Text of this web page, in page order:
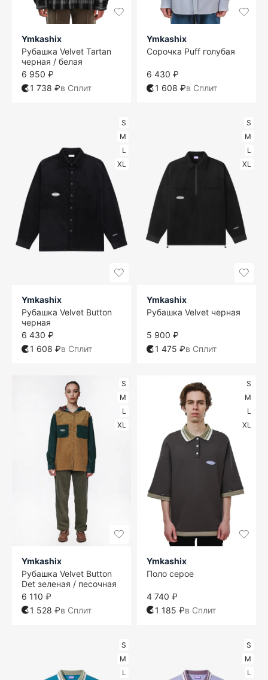
Ymkashix
Рубашка Velvet Tartan
черная / белая
6 950 ₽
1 738 ₽в Сплит
Ymkashix
Сорочка Puff голубая
6 430 ₽
1 608 ₽в Сплит
S
M
L
XL
Ymkashix
Рубашка Velvet Button
черная
6 430 ₽
1 608 ₽в Сплит
S
M
L
XL
Ymkashix
Рубашка Velvet черная
5 900 ₽
1 475 ₽в Сплит
S
M
L
XL
Ymkashix
Рубашка Velvet Button
Det зеленая / песочная
6 110 ₽
1 528 ₽в Сплит
S
M
L
XL
Ymkashix
Поло серое
4 740 ₽
1 185 ₽в Сплит
S
M
L
S
M
L